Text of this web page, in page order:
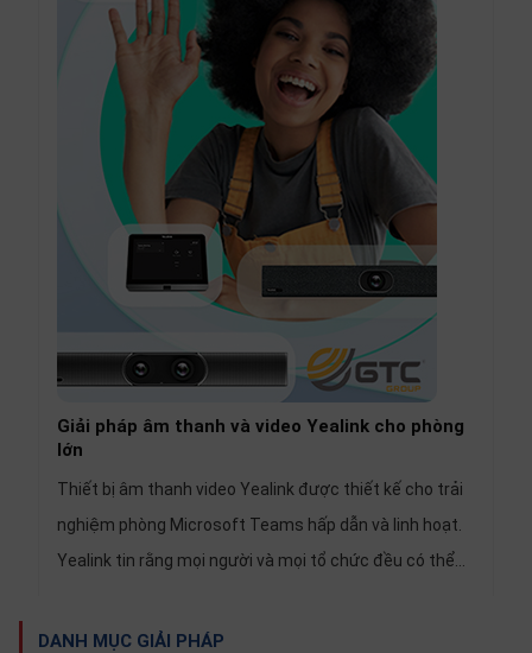
Giải pháp âm thanh và video Yealink cho phòng
lớn
Thiết bị âm thanh video Yealink được thiết kế cho trải
nghiệm phòng Microsoft Teams hấp dẫn và linh hoạt.
Yealink tin rằng mọi người và mọi tổ chức đều có thể
suất cao" và biết tầm quan trọng của việc có một đối
DANH MỤC GIẢI PHÁP